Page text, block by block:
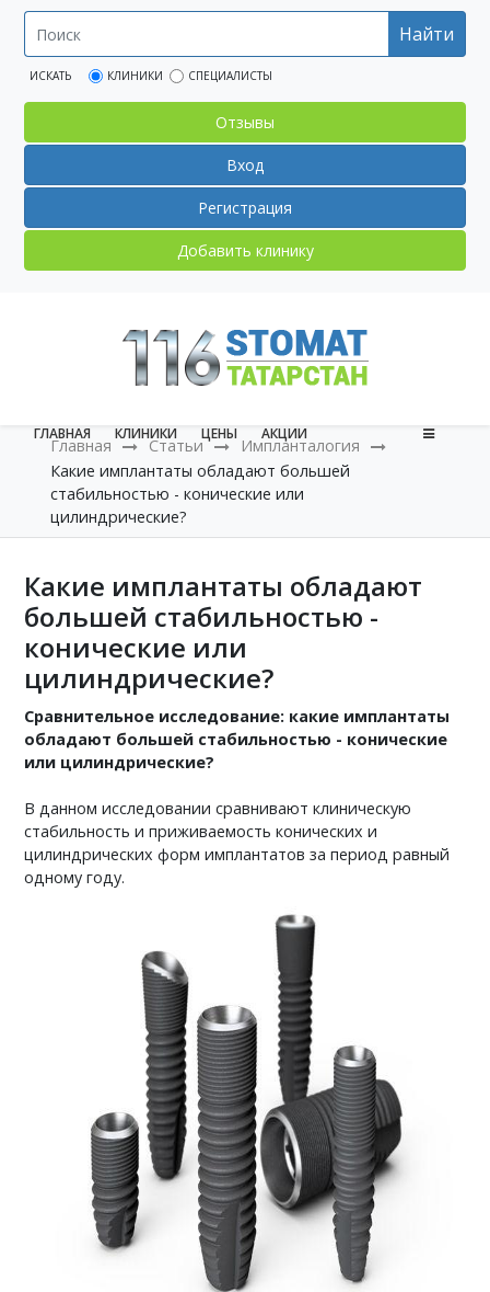
Найти
ИСКАТЬ КЛИНИКИ СПЕЦИАЛИСТЫ
Отзывы
Вход
Регистрация
Добавить клинику
ГЛАВНАЯ КЛИНИКИ ЦЕНЫ АКЦИИ
Главная Статьи
Импланталогия
Какие имплантаты обладают большей
стабильностью - конические или
цилиндрические?
Какие имплантаты обладают
большей стабильностью -
конические или
цилиндрические?
Сравнительное исследование: какие имплантаты
обладают большей стабильностью - конические
или цилиндрические?
В данном исследовании сравнивают клиническую
стабильность и приживаемость конических и
цилиндрических форм имплантатов за период равный
одному году.